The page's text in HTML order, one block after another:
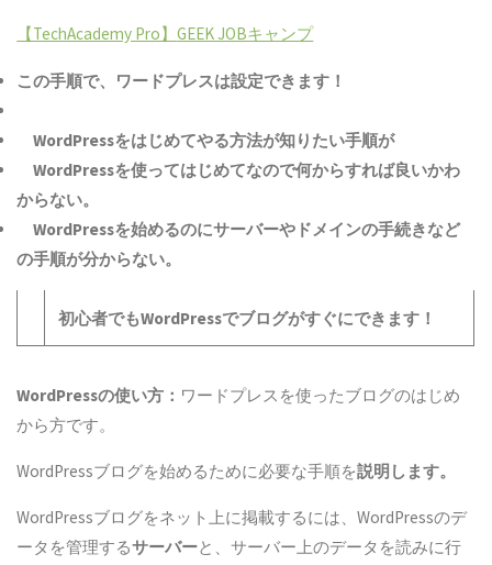
【TechAcademy Pro】GEEK JOBキャンプ
この手順で、ワードプレスは設定できます！
WordPressをはじめてやる方法が知りたい手順が
WordPressを使ってはじめてなので何からすれば良いかわ
からない。
WordPressを始めるのにサーバーやドメインの手続きなど
の手順が分からない。
初心者でもWordPressでブログがすぐにできます！
WordPressの使い方： ワードプレスを使ったブログのはじめ
から方です。
WordPressブログを始めるために必要な手順を説明します。
WordPressブログをネット上に掲載するには、WordPressのデ
ータを管理するサーバーと、サーバー上のデータを読みに行